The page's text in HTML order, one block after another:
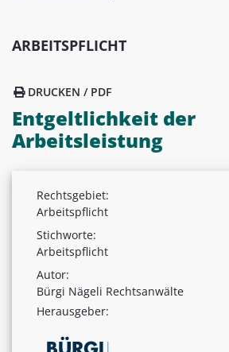
ARBEITSPFLICHT
DRUCKEN / PDF
Entgeltlichkeit der
Arbeitsleistung
Rechtsgebiet:
Arbeitspflicht
Stichworte:
Arbeitspflicht
Autor:
Bürgi Nägeli Rechtsanwälte
Herausgeber: